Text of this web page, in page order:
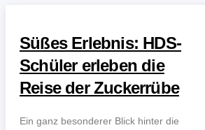
Süßes Erlebnis: HDS-
Schüler erleben die
Reise der Zuckerrübe
Ein ganz besonderer Blick hinter die